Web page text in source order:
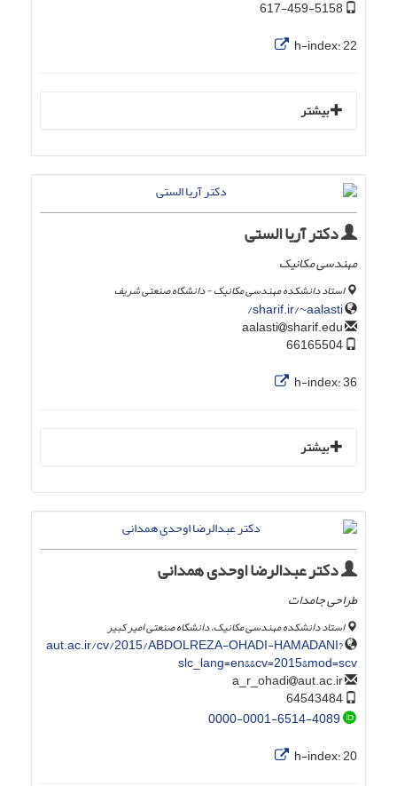
h-index:22
بیشتر
دکتر آریا الستی
مهندسی مکانیک
استاد دانشکده مهندسی مکانیک - دانشگاه صنعتی شریف
sharif.ir/~aalasti/
sharif.edu
h-index:36
بیشتر
دکتر عبدالرضا اوحدی همدانی
طراحی جامدات
استاد دانشکده مهندسی مکانیک، دانشگاه صنعتی امیر کبیر
aut.ac.ir/cv/2015/ABDOLREZA-OHADI-HAMADANI?
slc_lang=en&&cv=2015&mod=scv
aut.ac.ir
0000-0001-6514-4089
h-index:20